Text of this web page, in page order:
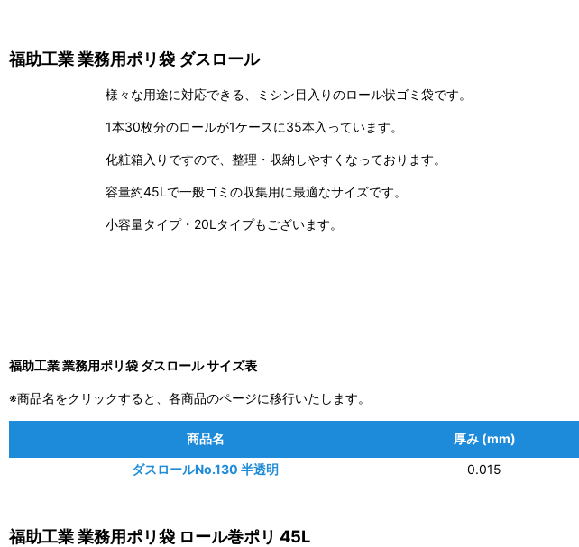
福助工業 業務用ポリ袋 ダスロール
様々な用途に対応できる、ミシン目入りのロール状ゴミ袋です。
1本30枚分のロールが1ケースに35本入っています。
化粧箱入りですので、整理・収納しやすくなっております。
容量約45Lで一般ゴミの収集用に最適なサイズです。
小容量タイプ・20Lタイプもございます。
福助工業 業務用ポリ袋 ダスロール サイズ表
※商品名をクリックすると、各商品のページに移行いたします。
商品名 厚み (mm)
ダスロールNo.130 半透明
0.015
福助工業 業務用ポリ袋 ロール巻ポリ 45L